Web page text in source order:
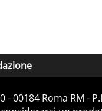
Roma RM -